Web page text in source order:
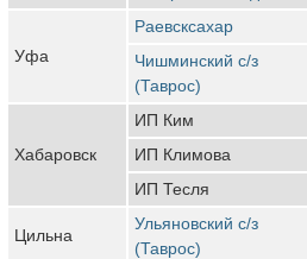
Уфа
Раевсксахар
Чишминский с/з
(Таврос)
Хабаровск
ИП Ким
ИП Климова
ИП Тесля
Цильна
Ульяновский с/з
(Таврос)